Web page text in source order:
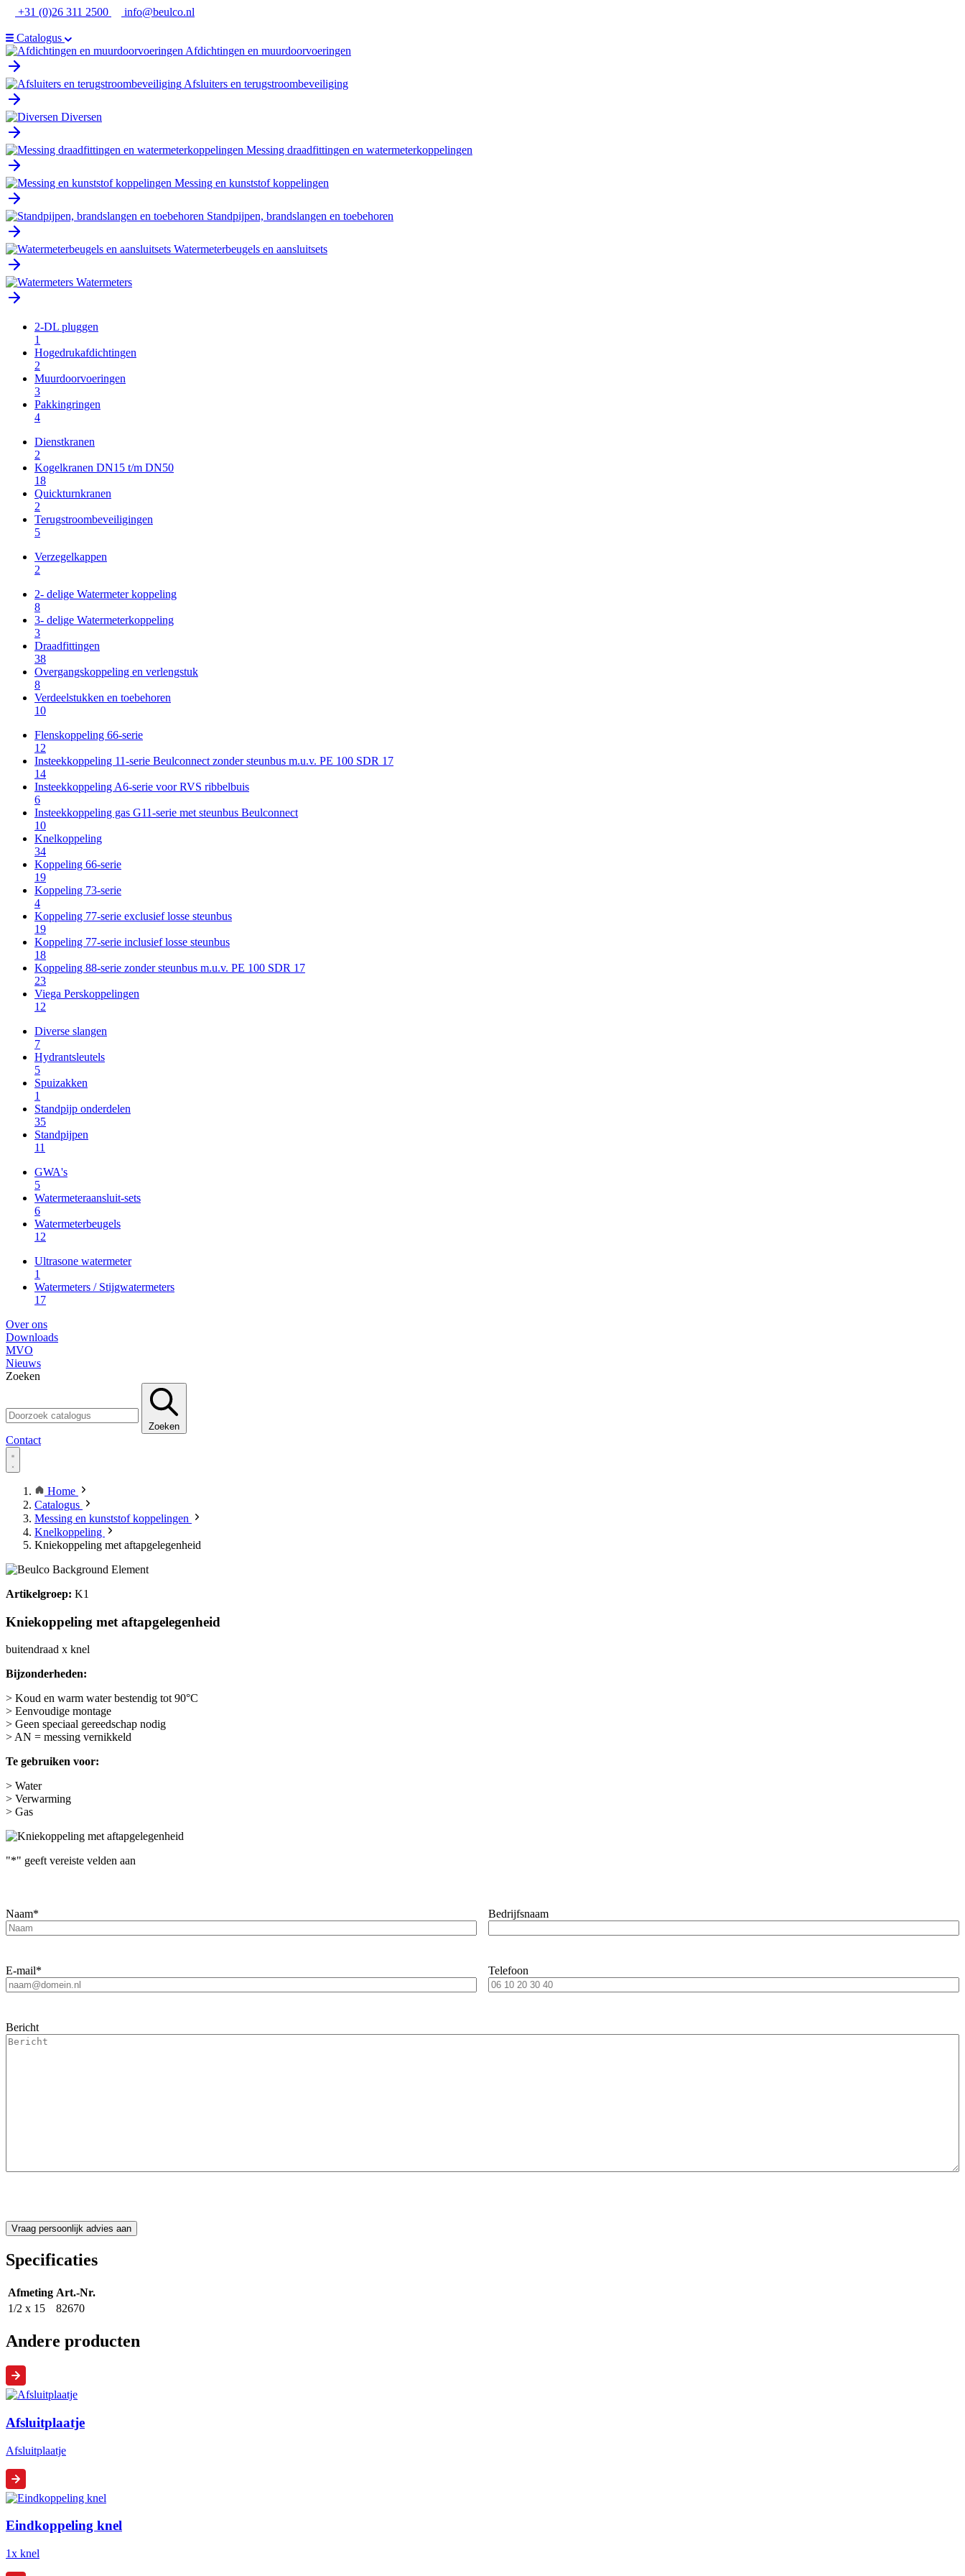
Ga
de
inhoud
+31 (0)26 311 2500 info@beulco.nl
Catalogus
Afdichtingen en muurdoorvoeringen
Afsluiters en terugstroombeveiliging
Diversen
Messing draadfittingen en watermeterkoppelingen
Messing en kunststof koppelingen
Standpijpen, brandslangen en toebehoren
Watermeterbeugels en aansluitsets
Watermeters
2-DL pluggen
1
Hogedrukafdichtingen
2
Muurdoorvoeringen
3
Pakkingringen
4
Dienstkranen
2
Kogelkranen DN15 t/m DN50
18
Quickturnkranen
2
Terugstroombeveiligingen
5
Verzegelkappen
2
2- delige Watermeter koppeling
8
3- delige Watermeterkoppeling
3
Draadfittingen
38
Overgangskoppeling en verlengstuk
8
Verdeelstukken en toebehoren
10
Flenskoppeling 66-serie
12
Insteekkoppeling 11-serie Beulconnect zonder steunbus m.u.v. PE 100 SDR 17
14
Insteekkoppeling A6-serie voor RVS ribbelbuis
6
Insteekkoppeling gas G11-serie met steunbus Beulconnect
10
Knelkoppeling
34
Koppeling 66-serie
19
Koppeling 73-serie
4
Koppeling 77-serie exclusief losse steunbus
19
Koppeling 77-serie inclusief losse steunbus
18
Koppeling 88-serie zonder steunbus m.u.v. PE 100 SDR 17
23
Viega Perskoppelingen
12
Diverse slangen
7
Hydrantsleutels
5
Spuizakken
1
Standpijp onderdelen
35
Standpijpen
11
GWA's
5
Watermeteraansluit-sets
6
Watermeterbeugels
12
Ultrasone watermeter
1
Watermeters / Stijgwatermeters
17
Over ons
Downloads
MVO
Nieuws
Zoeken
Zoeken
Contact
Home
Catalogus
Messing en kunststof koppelingen
Knelkoppeling
Kniekoppeling met aftapgelegenheid
Artikelgroep: K1
Kniekoppeling met aftapgelegenheid
buitendraad x knel
Bijzonderheden:
> Koud en warm water bestendig tot 90°C
> Eenvoudige montage
> Geen speciaal gereedschap nodig
> AN = messing vernikkeld
Te gebruiken voor:
> Water
> Verwarming
> Gas
"*" geeft vereiste velden aan
Naam* Bedrijfsnaam
E-mail* Telefoon
Bericht
Specificaties
Afmeting Art.-Nr.
1/2 x 15
82670
Andere producten
Afsluitplaatje
Afsluitplaatje
Eindkoppeling knel
1x knel